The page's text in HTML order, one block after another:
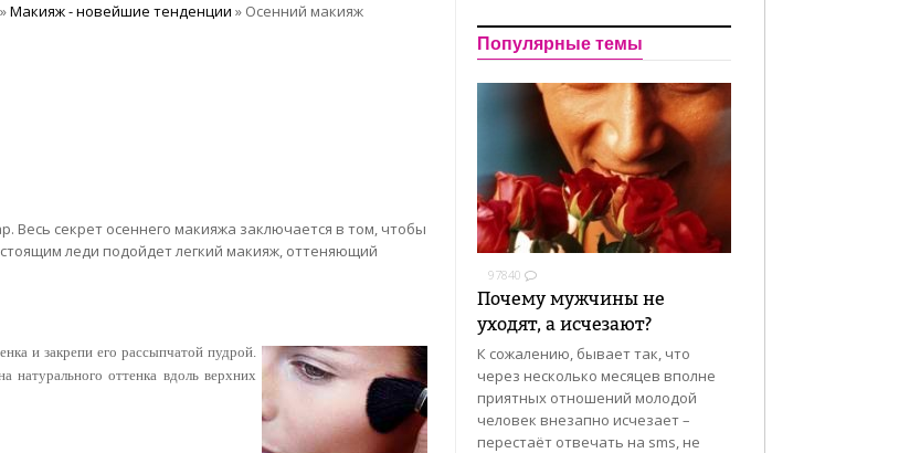
»Макияж - новейшие тенденции » Осенний макияж
секрет осеннего макияжа заключается в том, чтобы
леди подойдет легкий макияж, оттеняющий
и закрепи его рассыпчатой пудрой.
натурального оттенка вдоль верхних
Популярные темы
97840
Почему мужчины не
уходят, а исчезают?
К сожалению, бывает так, что
через несколько месяцев вполне
приятных отношений молодой
человек внезапно исчезает –
перестаёт отвечать на sms, не